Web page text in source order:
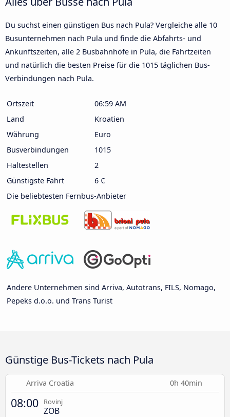
Du suchst einen günstigen Bus nach Pula? Vergleiche alle 10
Busunternehmen nach Pula und finde die Abfahrts- und
Ankunftszeiten, alle 2 Busbahnhöfe in Pula, die Fahrtzeiten
und natürlich die besten Preise für die 1015 täglichen Bus-
Verbindungen nach Pula.
Ortszeit
06:59 AM
Land
Kroatien
Währung
Euro
Busverbindungen
1015
Haltestellen
2
Günstigste Fahrt
6 €
Die beliebtesten Fernbus-Anbieter
Andere Unternehmen sind Arriva, Autotrans, FILS, Nomago,
Pepeks d.o.o. und Trans Turist
Günstige Bus-Tickets nach Pula
Arriva Croatia 0h 40min
08:00 Rovinj
ZOB